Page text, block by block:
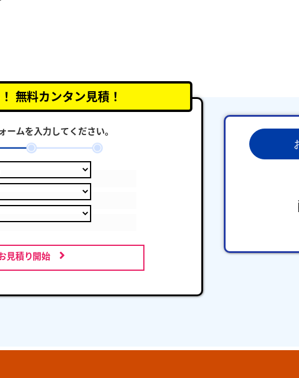
無料カンタン見積！
ームを入力してください。
見積り開始